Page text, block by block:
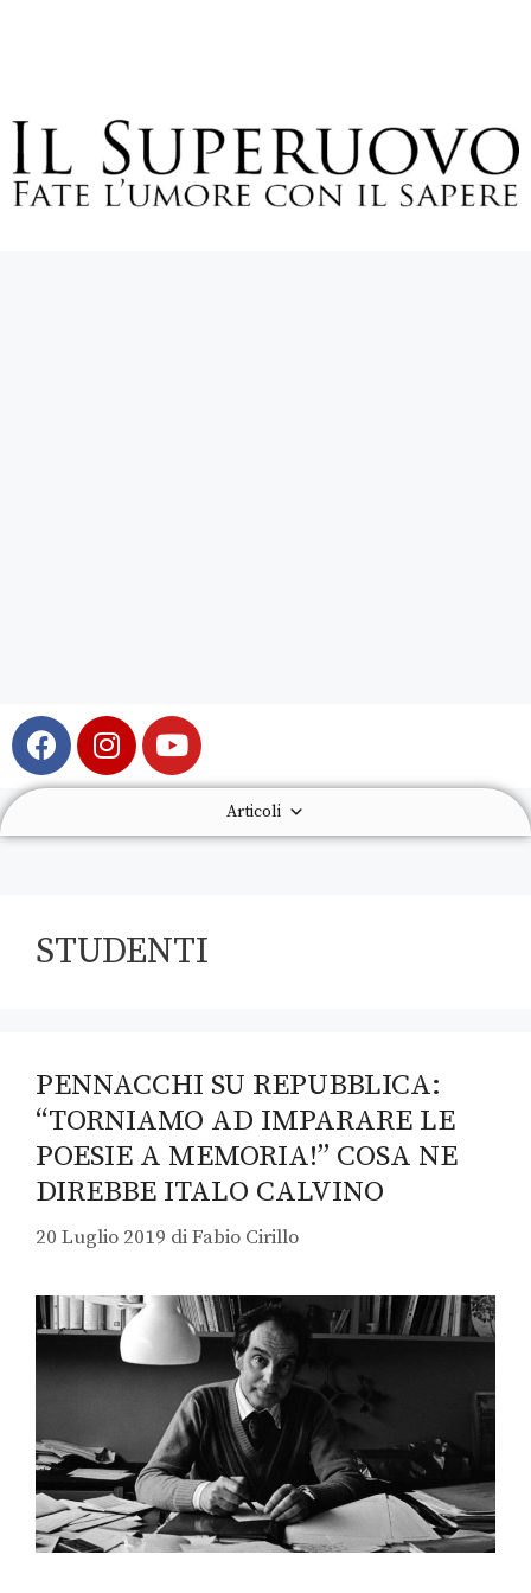
Articoli
STUDENTI
PENNACCHI SU REPUBBLICA:
“TORNIAMO AD IMPARARE LE
POESIE A MEMORIA!” COSA NE
DIREBBE ITALO CALVINO
20 Luglio 2019 diFabio Cirillo